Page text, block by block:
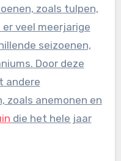
zoals tulpen,
er veel meerjarige
seizoenen,
Door deze
andere
zoals anemonen en
die het hele jaar